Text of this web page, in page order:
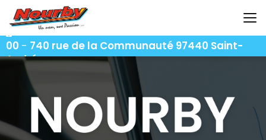
contenu
principal
06 92 92 25 51-06 92 62 62 91-06 92 94 94
00 - 740 rue de la Communauté 97440 Saint-
André